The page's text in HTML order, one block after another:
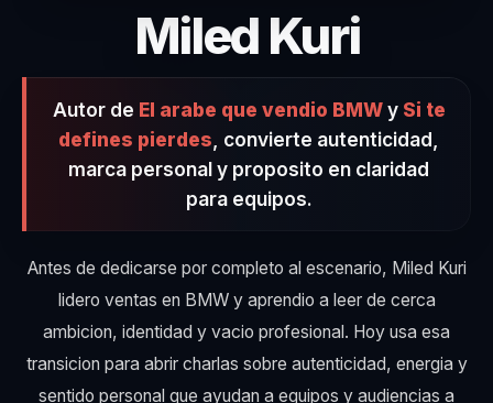
Miled Kuri–
Autor de El arabe que vendio BMWy Si te
defines pierdes , convierte autenticidad,
marca personal y proposito en claridad
para equipos.
Antes de dedicarse por completo al escenario, Miled Kuri
lidero ventas en BMW y aprendio a leer de cerca
ambicion, identidad y vacio profesional. Hoy usa esa
transicion para abrir charlas sobre autenticidad, energia y
sentido personal que ayudan a equipos y audiencias a